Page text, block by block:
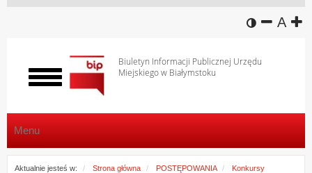
wersja
A
Biuletyn Informacji Publicznej Urzędu
Miejskiego w Białymstoku
Włącz
menu
Menu
Aktualnie jesteś w: Strona główna POSTĘPOWANIA Konkursy